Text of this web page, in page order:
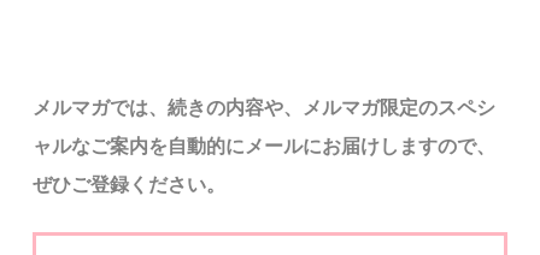
メルマガでは、続きの内容や、メルマガ限定のスペシ
ャルなご案内を自動的にメールにお届けしますので、
ぜひご登録ください。